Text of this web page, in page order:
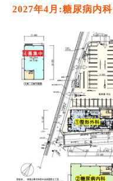
2027年4月:糖尿病内科